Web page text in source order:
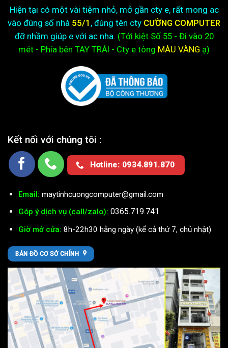
Hiện tại có một vài tiệm nhỏ, mở gần cty e, rất mong ac
vào đúng số nhà 55/1 , đúng tên cty CƯỜNG COMPUTER
đỡ nhầm giúp e với ac nha. (Tới kiệtSố 55 - Đi vào 20
mét - Phía bên TAY TRÁI - Cty e tông MÀU VÀNG ạ)
Kết nối với chúng tôi :
Hotline: 0934.891.870
Email: maytinhcuongcomputer@gmail.com
Góp ý dịch vụ (call/zalo): 0365.719.741
Giờ mở cửa: 8h-22h30 hằng ngày (kể cả thứ 7, chủ nhật)
BẢN ĐỒ CƠ SỞ CHÍNH